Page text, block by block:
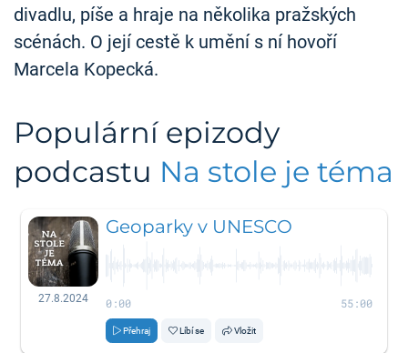
divadlu, píše a hraje na několika pražských
scénách. O její cestě k umění s ní hovoří
Marcela Kopecká.
Populární epizody
podcastu Na stole je téma
27.8.2024
Geoparky v UNESCO
0:00 55:00
Přehraj Líbí se Vložit